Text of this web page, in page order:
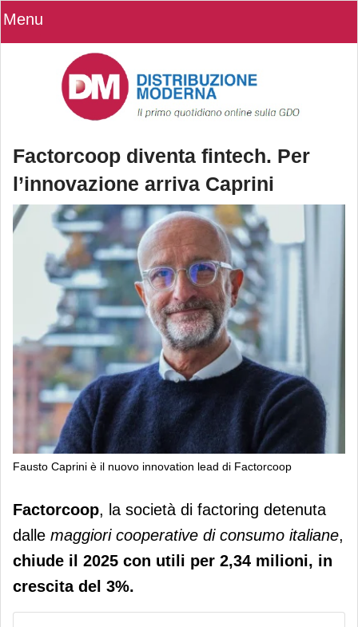
Menu
Factorcoop diventa fintech. Per
l’innovazione arriva Caprini
Fausto Caprini è il nuovo innovation lead di Factorcoop
Factorcoop diventa fintech. Per
l’innovazione arriva Caprini
Factorcoop, la società di factoring detenuta
dalle maggiori cooperative di consumo italiane,
chiude il 2025 con utili per 2,34 milioni, in
crescita del 3%.